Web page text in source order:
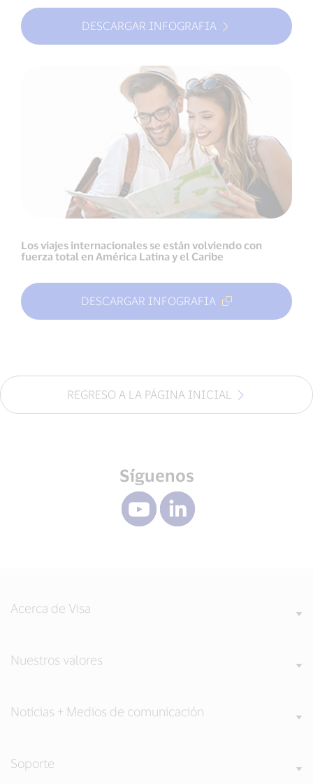
DESCARGAR INFOGRAFIA
Los viajes internacionales se están volviendo con
fuerza total en América Latina y el Caribe
DESCARGAR INFOGRAFIA
REGRESO A LA PÁGINA INICIAL
Síguenos
Acerca de Visa
Nuestros valores
Noticias + Medios de comunicación
Soporte